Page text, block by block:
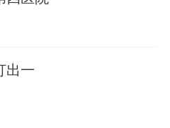
盘的龙湖北辰揽境，
出一